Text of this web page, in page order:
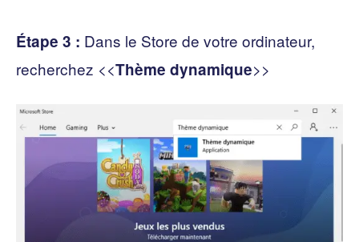
Étape 3 : Dans le Store de votre ordinateur,
recherchez <<Thème dynamique>>